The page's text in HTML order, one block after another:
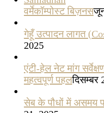
वर्मेकॉम्पोस्ट बिज़नस
गेहूँ उत्पादन लागत
2025
एंटी-हेल नेट मांग
महत्वपूर्ण पहलदिसम्बर
सेब के पौधों में असमय